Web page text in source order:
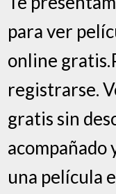
para ver
online
registrarse.
gratis sin
acompañado
una película